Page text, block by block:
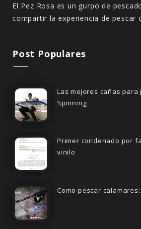
El Pez Rosa es un gurpo de
compartir la experiencia de pescar
Post Populares
Las mejores cañas
Spinning
Primer condenado por
vinilo
Como pescar calamares: